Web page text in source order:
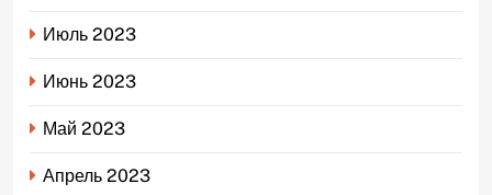
Июль 2023
Июнь 2023
Май 2023
Апрель 2023